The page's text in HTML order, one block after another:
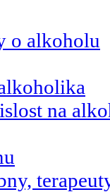
o alkoholu
na